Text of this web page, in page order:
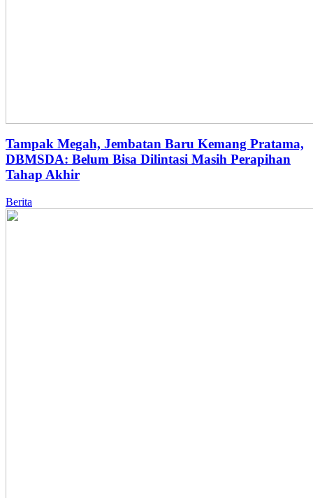
Tampak Megah, Jembatan Baru Kemang Pratama,
DBMSDA: Belum Bisa Dilintasi Masih Perapihan
Tahap Akhir
Berita